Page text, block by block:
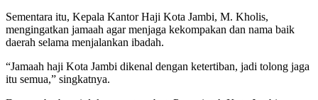
Sementara itu, Kepala Kantor Haji Kota Jambi, M. Kholis,
mengingatkan jamaah agar menjaga kekompakan dan nama baik
daerah selama menjalankan ibadah.
“Jamaah haji Kota Jambi dikenal dengan ketertiban, jadi tolong jaga
itu semua,” singkatnya.